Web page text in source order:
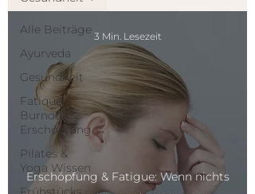
Alle Beiträge
Ayurveda
Gesundheit
Fatique,
Burnout &
Erschöpfung
Pilates &
Yoga Wissen
Erschöpfung & Fatigue: Wenn nichts
3 Min. Lesezeit